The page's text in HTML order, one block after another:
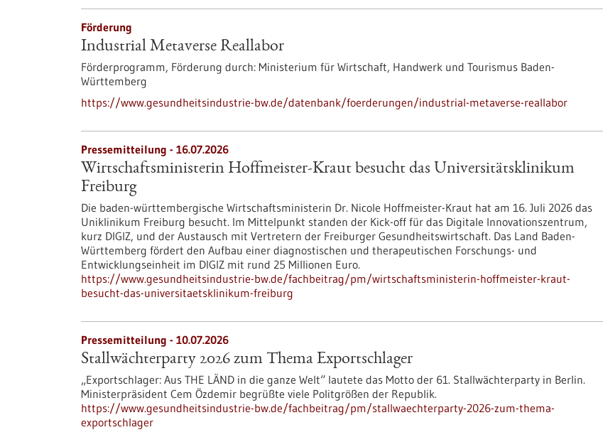
Förderung
Industrial Metaverse Reallabor
Förderprogramm, Förderung durch: Ministerium für Wirtschaft, Handwerk und Tourismus Baden-
Württemberg
https://www.gesundheitsindustrie-bw.de/datenbank/foerderungen/industrial-metaverse-reallabor
Pressemitteilung - 16.07.2026
Wirtschaftsministerin Hoffmeister-Kraut besucht das Universitätsklinikum
Freiburg
Die baden-württembergische Wirtschaftsministerin Dr. Nicole Hoffmeister-Kraut hat am 16. Juli 2026 das
Uniklinikum Freiburg besucht. Im Mittelpunkt standen der Kick-off für das Digitale Innovationszentrum,
kurz DIGIZ, und der Austausch mit Vertretern der Freiburger Gesundheitswirtschaft. Das Land Baden-
Württemberg fördert den Aufbau einer diagnostischen und therapeutischen Forschungs- und
Entwicklungseinheit im DIGIZ mit rund 25 Millionen Euro.
https://www.gesundheitsindustrie-bw.de/fachbeitrag/pm/wirtschaftsministerin-hoffmeister-kraut-
besucht-das-universitaetsklinikum-freiburg
Pressemitteilung - 10.07.2026
Stallwächterparty 2026 zum Thema Exportschlager
„Exportschlager: Aus THE LÄND in die ganze Welt“ lautete das Motto der 61. Stallwächterparty in Berlin.
Ministerpräsident Cem Özdemir begrüßte viele Politgrößen der Republik.
https://www.gesundheitsindustrie-bw.de/fachbeitrag/pm/stallwaechterparty-2026-zum-thema-
exportschlager